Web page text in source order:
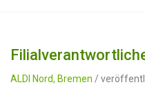
ALDI Nord, Bremen /